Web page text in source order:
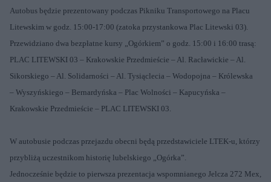
Autobus będzie prezentowany podczas Pikniku Transportowego na Placu
Litewskim w godz. 15:00-17:00 (zatoka przystankowa Plac Litewski 03).
Przewidziano dwa bezpłatne kursy „Ogórkiem” o godz. 15:00 i 16:00 trasą:
PLAC LITEWSKI 03 – Krakowskie Przedmieście – Al. Racławickie – Al.
Sikorskiego – Al. Solidarności – Al. Tysiąclecia – Wodopojna – Królewska
– Wyszyńskiego – Bernardyńska – Plac Wolności – Kapucyńska –
Krakowskie Przedmieście – PLAC LITEWSKI 03.
W autobusie podczas przejazdu obecni będą przedstawiciele LTEK-u, którzy
przybliżą uczestnikom historię lubelskiego „Ogórka”.
Jednocześnie będzie to pierwsza prezentacja wspomnianego Jelcza 272 Mex,